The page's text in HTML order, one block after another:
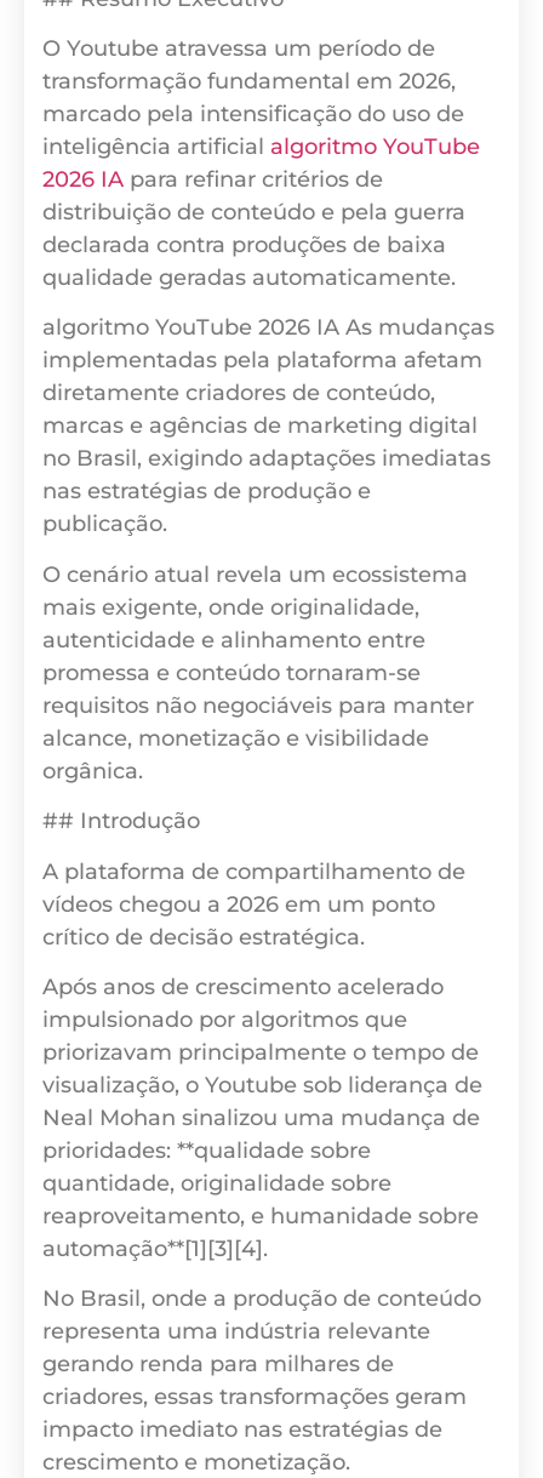
O Youtube atravessa um período de
transformação fundamental em 2026,
marcado pela intensificação do uso de
inteligência artificial algoritmo YouTube
2026 IA para refinar critérios de
distribuição de conteúdo e pela guerra
declarada contra produções de baixa
qualidade geradas automaticamente.
algoritmo YouTube 2026 IA As mudanças
implementadas pela plataforma afetam
diretamente criadores de conteúdo,
marcas e agências de marketing digital
no Brasil, exigindo adaptações imediatas
nas estratégias de produção e
publicação.
O cenário atual revela um ecossistema
mais exigente, onde originalidade,
autenticidade e alinhamento entre
promessa e conteúdo tornaram-se
requisitos não negociáveis para manter
alcance, monetização e visibilidade
orgânica.
## Introdução
A plataforma de compartilhamento de
vídeos chegou a 2026 em um ponto
crítico de decisão estratégica.
Após anos de crescimento acelerado
impulsionado por algoritmos que
priorizavam principalmente o tempo de
visualização, o Youtube sob liderança de
Neal Mohan sinalizou uma mudança de
prioridades: **qualidade sobre
quantidade, originalidade sobre
reaproveitamento, e humanidade sobre
automação**[1][3][4].
No Brasil, onde a produção de conteúdo
representa uma indústria relevante
gerando renda para milhares de
criadores, essas transformações geram
impacto imediato nas estratégias de
crescimento e monetização.